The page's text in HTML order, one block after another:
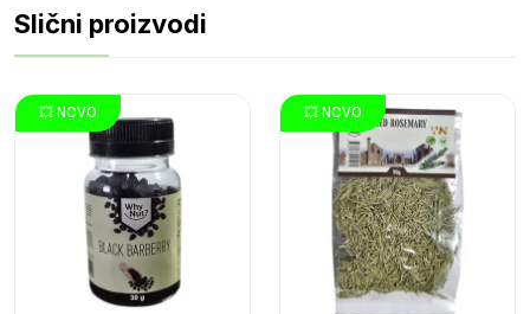
Slični proizvodi
💥 NOVO 💥 NOVO